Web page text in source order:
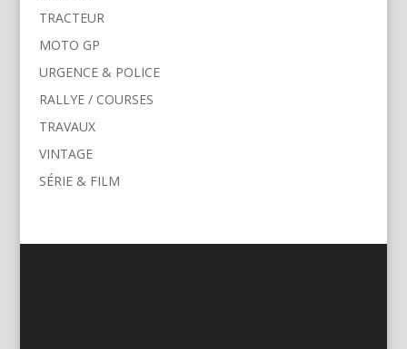
TRACTEUR
MOTO GP
URGENCE & POLICE
RALLYE / COURSES
TRAVAUX
VINTAGE
SÉRIE & FILM